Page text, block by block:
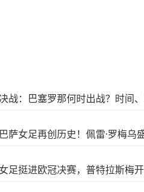
战：巴塞罗那何时出战？时间
巴萨女足再创历史！佩雷·罗梅
足挺进欧冠决赛，普特拉斯梅